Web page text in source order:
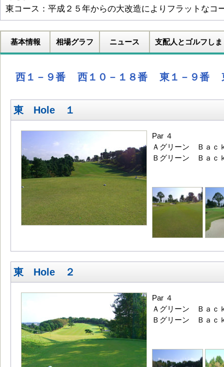
東コース：平成２５年からの大改造によりフラットなコ
基本情報 相場グラフ ニュース 支配人とゴルフしま
西１－９番 西１０－１８番 東１－９番
東 Hole １
Par ４
Ａグリーン Ｂａｃ
Ｂグリーン Ｂａｃ
東 Hole ２
Par ４
Ａグリーン Ｂａｃ
Ｂグリーン Ｂａｃ